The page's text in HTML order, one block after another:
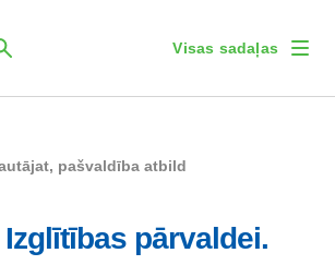
Visas sadaļas
pašvaldība atbild
pārvaldei.